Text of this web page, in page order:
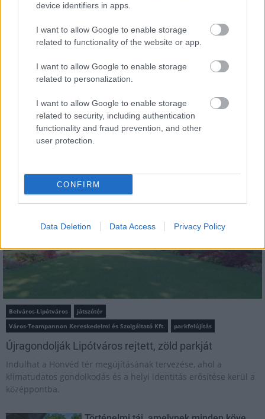
device identifiers in apps.
I want to allow Google to enable storage
related to functionality of the website or app.
I want to allow Google to enable storage
related to personalization.
I want to allow Google to enable storage
related to security, including authentication
functionality and fraud prevention, and other
user protection.
CONFIRM
Data Deletion Data Access Privacy Policy
MAGYAR ÉPÍTŐK
Belváros-Lipótváros
játszótér
Város-Teampannon Kereskedelmi és Szolgáltató Kft.
parkfelújítás
Újragondolják Lipótváros rejtett, zöld parkját
Indulhat a Honvéd tér megújításának tervezése, ahol a
klímatudatos gondolkodás és a helyi identitás erősítése kerül a
középpontba.